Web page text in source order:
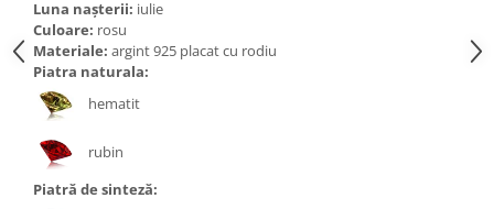
Luna nașterii: iulie
Culoare: rosu
Materiale: argint 925 placat cu rodiu
Piatra naturala:
hematit
rubin
Piatră de sinteză: